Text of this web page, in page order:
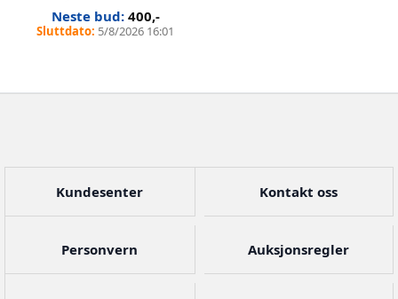
5/8/2026 16:01
400,-
Kundesenter Kontakt oss
Personvern Auksjonsregler